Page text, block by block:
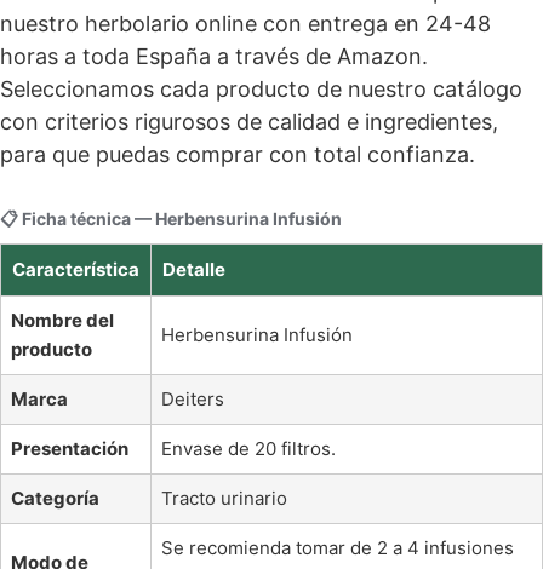
nuestro herbolario online con entrega en 24-48
horas a toda España a través de Amazon.
Seleccionamos cada producto de nuestro catálogo
con criterios rigurosos de calidad e ingredientes,
para que puedas comprar con total confianza.
📋 Ficha técnica — Herbensurina Infusión
Característica Detalle
Nombre del
producto
Herbensurina Infusión
Marca Deiters
Presentación Envase de 20 filtros.
Categoría Tracto urinario
Modo de
Se recomienda tomar de 2 a 4 infusiones